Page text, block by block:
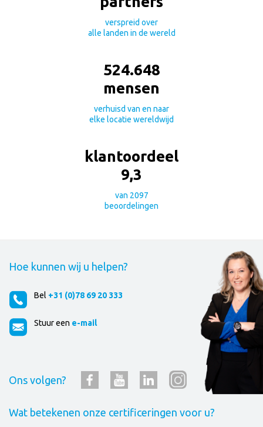
verspreid over
alle landen in de wereld
547.183
mensen
verhuisd van en naar
elke locatie wereldwijd
klantoordeel
9,3
van 2097
beoordelingen
Hoe kunnen wij u helpen?
Bel +31 (0)78 69 20 333
Stuur een e-mail
Ons volgen?
Wat betekenen onze certificeringen voor u?